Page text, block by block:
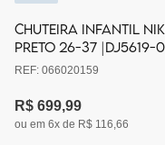
CHUTEIRA INFANTIL
PRETO 26-37 |DJ5619-
REF: 066020159
R$ 699,99
ou em 6x de R$ 116,66